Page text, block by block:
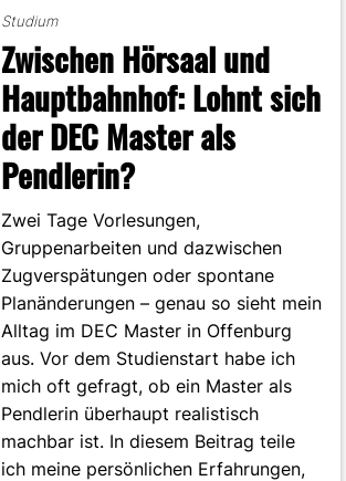
Handwerk
–
und
warum
du
hier
deine
berufliche
Zukunft
könntest"
Studium
Zwischen Hörsaal und
Hauptbahnhof: Lohnt sich
der DEC Master als
Pendlerin?
Zwei Tage Vorlesungen,
Gruppenarbeiten und dazwischen
Zugverspätungen oder spontane
Planänderungen – genau so sieht mein
Alltag im DEC Master in Offenburg
aus. Vor dem Studienstart habe ich
mich oft gefragt, ob ein Master als
Pendlerin überhaupt realistisch
machbar ist. In diesem Beitrag teile
ich meine persönlichen Erfahrungen,